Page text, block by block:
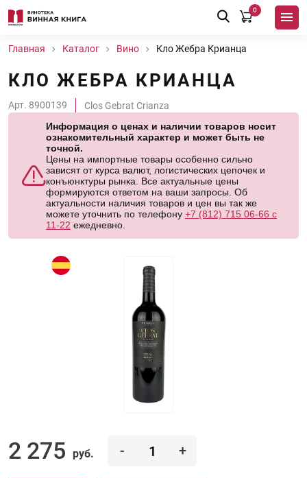
0
Главная Каталог Вино Кло Жебра Крианца
КЛО ЖЕБРА КРИАНЦА
Арт. 8900139
Clos Gebrat Crianza
Информация о ценах и наличии товаров носит
ознакомительный характер и может быть не
точной.
Цены на импортные товары особенно сильно
зависят от курса валют, логистических цепочек и
конъюнктуры рынка. Все актуальные цены
формируются ответом на ваши запросы. Об
актуальности наличия товаров и цен вы так же
можете уточнить по телефону +7 (812) 715 06-66 с
11-22 ежедневно.
2 275 руб. - +